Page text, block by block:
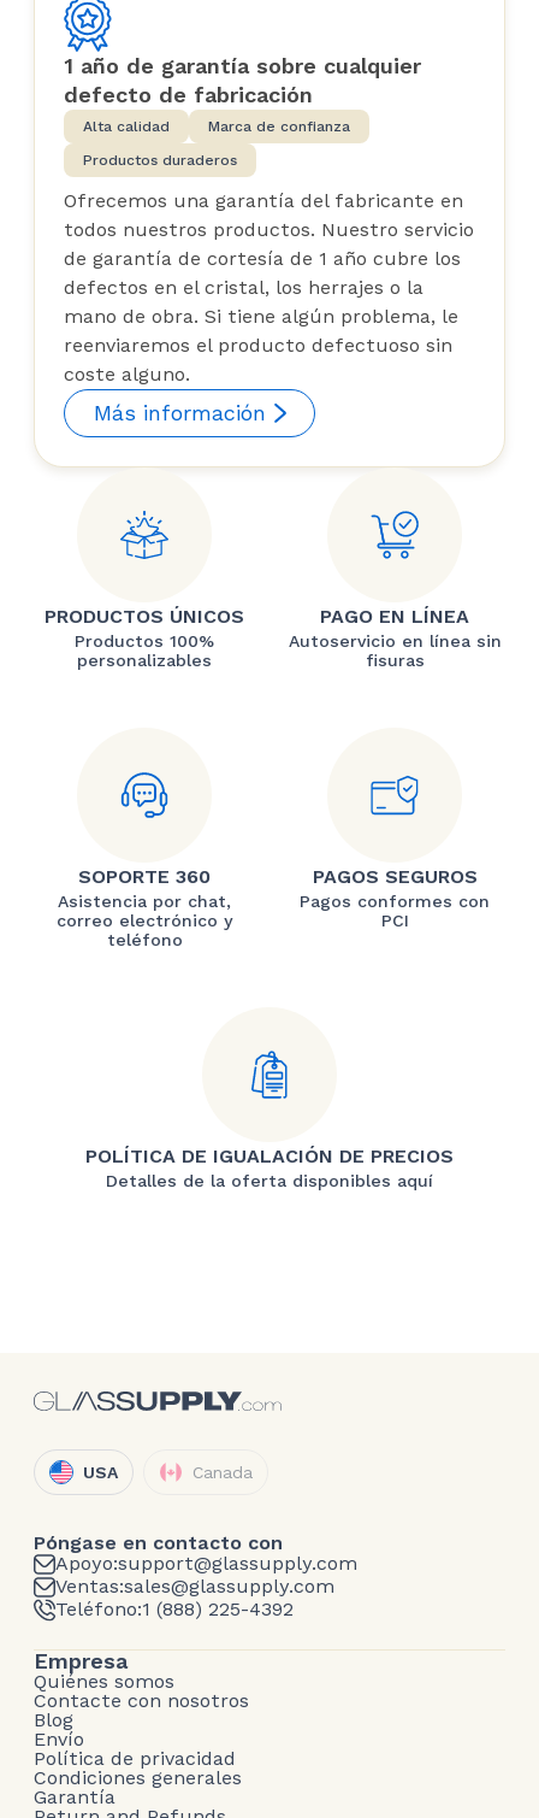
1 año de garantía sobre cualquier
defecto de fabricación
Alta calidad
Marca de confianza
Productos duraderos
Ofrecemos una garantía del fabricante en
todos nuestros productos. Nuestro servicio
de garantía de cortesía de 1 año cubre los
defectos en el cristal, los herrajes o la
mano de obra. Si tiene algún problema, le
reenviaremos el producto defectuoso sin
coste alguno.
Más información
PRODUCTOS ÚNICOS
Productos 100%
personalizables
PAGO EN LÍNEA
Autoservicio en línea sin
fisuras
SOPORTE 360
Asistencia por chat,
correo electrónico y
teléfono
PAGOS SEGUROS
Pagos conformes con
PCI
POLÍTICA DE IGUALACIÓN DE PRECIOS
Detalles de la oferta disponibles aquí
USA Canada
Póngase en contacto con
Apoyo:support@glassupply.com
Ventas:sales@glassupply.com
Teléfono:1 (888) 225-4392
Empresa
Quiénes somos
Contacte con nosotros
Blog
Envío
Política de privacidad
Condiciones generales
Garantía